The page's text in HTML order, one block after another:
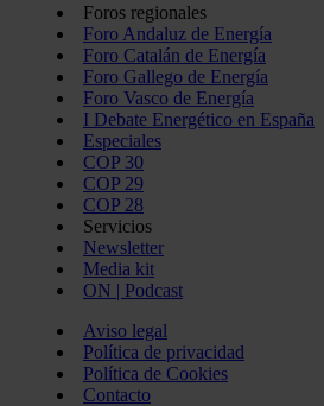
Foros regionales
Foro Andaluz de Energía
Foro Catalán de Energía
Foro Gallego de Energía
Foro Vasco de Energía
I Debate Energético en España
Especiales
COP 30
COP 29
COP 28
Servicios
Newsletter
Media kit
ON | Podcast
Aviso legal
Política de privacidad
Política de Cookies
Contacto